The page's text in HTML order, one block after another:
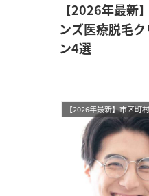
【2026年最新
ンズ医療脱毛
ン4選